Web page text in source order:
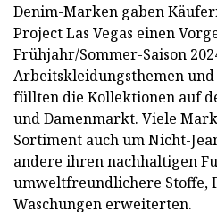
Denim-Marken gaben
Project Las Vegas einen
Frühjahr/Sommer-Saison
Arbeitskleidungsthemen
füllten die Kollektionen auf
und Damenmarkt. Viele
Sortiment auch um Nicht-
andere ihren nachhaltigen
umweltfreundlichere Stoffe,
Waschungen erweiterten.